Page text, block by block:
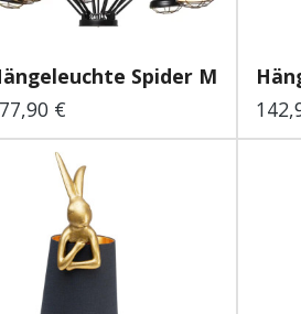
Spider Multi 6er
Preis:
€